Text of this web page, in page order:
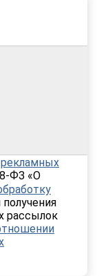
рекламных
ФЗ «О
получения
рассылок